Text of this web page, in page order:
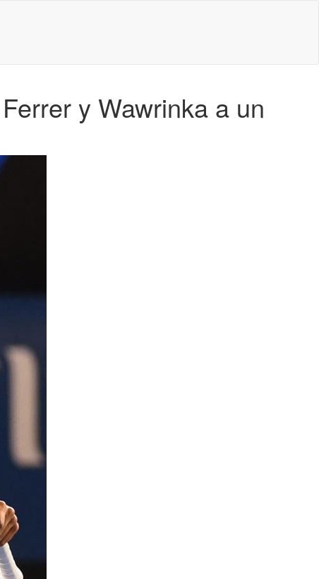
y Wawrinka a un